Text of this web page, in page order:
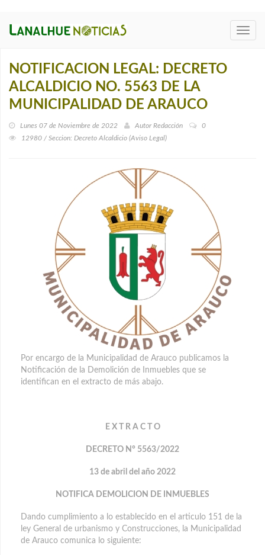
NOTIFICACION LEGAL: DECRETO
ALCALDICIO NO. 5563 DE LA
MUNICIPALIDAD DE ARAUCO
Lunes 07 de Noviembre de 2022 Autor Redacción
0
12980 / Seccion: Decreto Alcaldicio (Aviso Legal)
Por encargo de la Municipalidad de Arauco publicamos la
Notificación de la Demolición de Inmuebles que se
identifican en el extracto de más abajo.
E X T R A C T O
DECRETO N° 5563/2022
13 de abril del año 2022
NOTIFICA DEMOLICION DE INMUEBLES
Dando cumplimiento a lo establecido en el articulo 151 de la
ley General de urbanismo y Construcciones, la Municipalidad
de Arauco comunica lo siguiente: